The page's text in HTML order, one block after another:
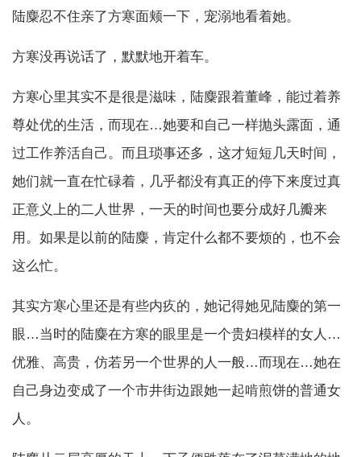
陆麋忍不住亲了方寒面颊一下，宠溺地看着她。
方寒没再说话了，默默地开着车。
方寒心里其实不是很是滋味，陆麋跟着董峰，能过着养
尊处优的生活，而现在…她要和自己一样抛头露面，通
过工作养活自己。而且琐事还多，这才短短几天时间，
她们就一直在忙碌着，几乎都没有真正的停下来度过真
正意义上的二人世界，一天的时间也要分成好几瓣来
用。如果是以前的陆麋，肯定什么都不要烦的，也不会
这么忙。
其实方寒心里还是有些内疚的，她记得她见陆麋的第一
眼…当时的陆麋在方寒的眼里是一个贵妇模样的女人…
优雅、高贵，仿若另一个世界的人一般…而现在…她在
自己身边变成了一个市井街边跟她一起啃煎饼的普通女
人。